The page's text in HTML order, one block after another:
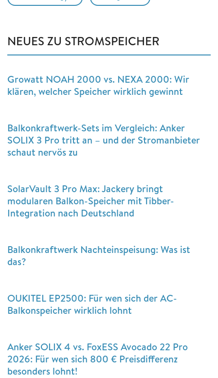
NEUES ZU STROMSPEICHER
Growatt NOAH 2000 vs. NEXA 2000: Wir
klären, welcher Speicher wirklich gewinnt
Balkonkraftwerk-Sets im Vergleich: Anker
SOLIX 3 Pro tritt an – und der Stromanbieter
schaut nervös zu
SolarVault 3 Pro Max: Jackery bringt
modularen Balkon-Speicher mit Tibber-
Integration nach Deutschland
Balkonkraftwerk Nachteinspeisung: Was ist
das?
OUKITEL EP2500: Für wen sich der AC-
Balkonspeicher wirklich lohnt
Anker SOLIX 4 vs. FoxESS Avocado 22 Pro
2026: Für wen sich 800 € Preisdifferenz
besonders lohnt!